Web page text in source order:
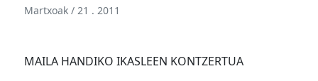
Martxoak / 21 . 2011
MAILA HANDIKO IKASLEEN KONTZERTUA